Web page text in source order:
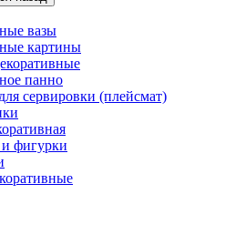
вазы
картины
панно
сервировки (плейсмат)
фигурки